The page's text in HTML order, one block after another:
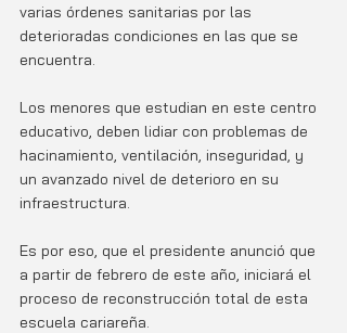
varias órdenes sanitarias por las
deterioradas condiciones en las que se
encuentra.
Los menores que estudian en este centro
educativo, deben lidiar con problemas de
hacinamiento, ventilación, inseguridad, y
un avanzado nivel de deterioro en su
infraestructura.
Es por eso, que el presidente anunció que
a partir de febrero de este año, iniciará el
proceso de reconstrucción total de esta
escuela cariareña.